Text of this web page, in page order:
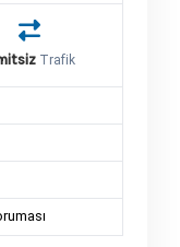
Trafik